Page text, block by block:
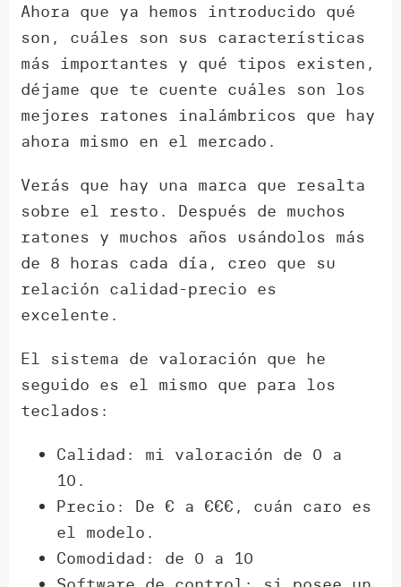
Ahora que ya hemos introducido qué
son, cuáles son sus características
más importantes y qué tipos existen,
déjame que te cuente cuáles son los
mejores ratones inalámbricos que hay
ahora mismo en el mercado.
Verás que hay una marca que resalta
sobre el resto. Después de muchos
ratones y muchos años usándolos más
de 8 horas cada día, creo que su
relación calidad-precio es
excelente.
El sistema de valoración que he
seguido es el mismo que para los
teclados:
Calidad: mi valoración de 0 a
10.
Precio: De € a €€€, cuán caro es
el modelo.
Comodidad: de 0 a 10